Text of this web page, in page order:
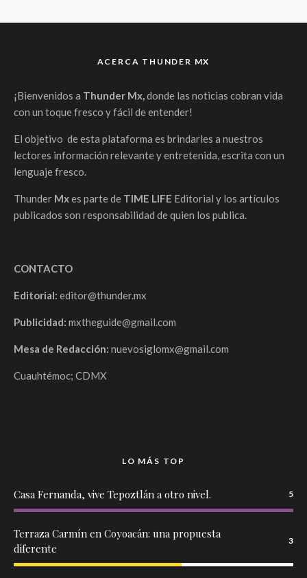
ACERCA THUNDER MX
¡Bienvenidos a Thunder Mx,donde las noticias cobran vida
con un toque fresco y fácil de entender!
El objetivo de esta plataforma es brindarles a nuestros
lectores información relevante y entretenida, escrita con un
lenguaje fresco.
Thunder Mxes parte de TIME LIFE Editorial y los artículos
publicados son responsabilidad de quien los publica.
CONTACTO
Editorial: editor@thunder.mx
Publicidad: mxtheguide@gmail.com
Mesa de Redacción: nuevosiglomx@gmail.com
Cuauhtémoc; CDMX
LO MÁS TOP
Casa Fernanda, vive Tepoztlán a otro nivel. 5
Terraza Carmín en Coyoacán: una propuesta
diferente
3